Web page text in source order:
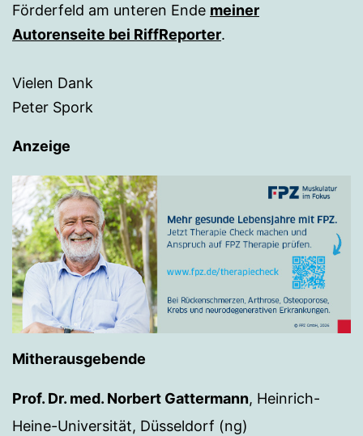
Förderfeld am unteren Ende meiner
Autorenseite bei RiffReporter.
Vielen Dank
Peter Spork
Anzeige
Mitherausgebende
Prof. Dr. med. Norbert Gattermann, Heinrich-
Heine-Universität, Düsseldorf (ng)